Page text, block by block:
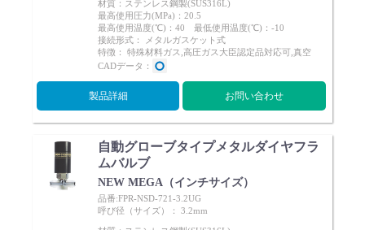
材質：ステンレス鋼製(SUS316L)
最高使用圧力(MPa)：20.5
最高使用温度(℃)：40 最低使用温度(℃)：-10
接続形式： メタルガスケット式
特徴： 特殊材料ガス,高圧ガス大臣認定品対応可,真空
CADデータ：
製品詳細 お問い合わせ
自動グローブタイプメタルダイヤフラ
ムバルブ
NEW MEGA（インチサイズ）
品番:FPR-NSD-721-3.2UG
呼び径（サイズ）： 3.2mm